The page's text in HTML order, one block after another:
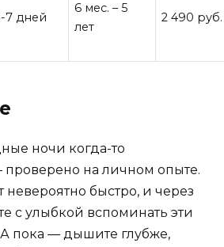
7 дней
6 мес. – 5
лет
2 490 руб.
ночи когда-то
проверено на личном опыте.
невероятно быстро, и через
с улыбкой вспоминать эти
пока — дышите глубже,